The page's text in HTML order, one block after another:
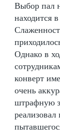
Выбор пал
находится
Однако в
конверт
очень
штрафную
реализовал